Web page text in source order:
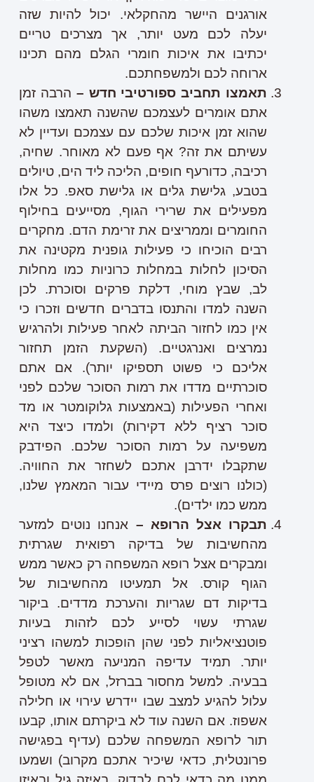
אורגנים היישר מהחקלאי. יכול להיות שזה
יעלה לכם מעט יותר, אך מצרכים טריים
יכתיבו את איכות חומרי הגלם מהם תכינו
ארוחה לכם ולמשפחתכם.
תאמצו תחביב ספורטיבי חדש – הרבה זמן
אתם אומרים לעצמכם שהשנה תאמצו משהו
שהוא זמן איכות שלכם עם עצמכם ועדיין לא
עשיתם את זה? אף פעם לא מאוחר. שחיה,
רכיבה, כדורעף חופים, הליכה ליד הים, טיולים
בטבע, גלישת גלים או גלישת סאפ. כל אלו
מפעילים את שרירי הגוף, מסייעים בחילוף
החומרים וממריצים את זרימת הדם. מחקרים
רבים הוכיחו כי פעילות גופנית מקטינה את
הסיכון לחלות במחלות כרוניות כמו מחלות
לב, שבץ מוחי, דלקת פרקים וסוכרת. לכן
השנה למדו והתנסו בדברים חדשים וזכרו כי
אין כמו לחזור הביתה לאחר פעילות ולהרגיש
נמרצים ואנרגטיים. (השקעת הזמן תחזור
אליכם כי פשוט תספיקו יותר). אם אתם
סוכרתיים מדדו את רמות הסוכר שלכם לפני
ואחרי הפעילות (באמצעות גלוקומטר או מד
סוכר רציף ללא דקירות) ולמדו כיצד היא
משפיעה על רמות הסוכר שלכם. הפידבק
שתקבלו ידרבן אתכם לשחזר את החוויה.
(כולנו רוצים פרס מיידי עבור המאמץ שלנו,
ממש כמו ילדים).
תבקרו אצל הרופא – אנחנו נוטים למזער
מהחשיבות של בדיקה רפואית שגרתית
ומבקרים אצל רופא המשפחה רק כאשר ממש
הגוף קורס. אל תמעיטו מהחשיבות של
בדיקות דם שגריות והערכת מדדים. ביקור
שגרתי עשוי לסייע לכם לזהות בעיות
פוטנציאליות לפני שהן הופכות למשהו רציני
יותר. תמיד עדיפה המניעה מאשר לטפל
בבעיה. למשל מחסור בברזל, אם לא מטופל
עלול להגיע למצב שבו יידרש עירוי או חלילה
אשפוז. אם השנה עוד לא ביקרתם אותו, קבעו
תור לרופא המשפחה שלכם (עדיף בפגישה
פרונטלית, כדאי שיכיר אתכם מקרוב) ושמעו